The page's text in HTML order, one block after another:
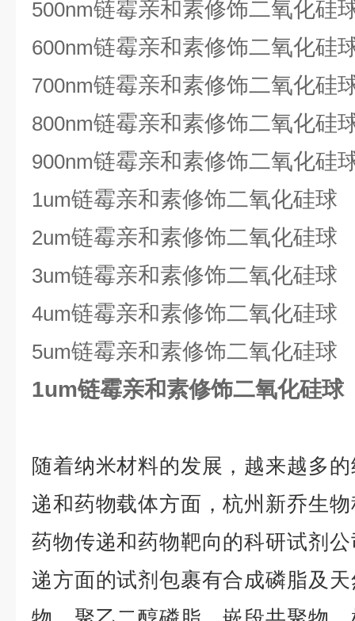
500nm链霉亲和素修饰二氧化硅
600nm链霉亲和素修饰二氧化硅
700nm链霉亲和素修饰二氧化硅
800nm链霉亲和素修饰二氧化硅
900nm链霉亲和素修饰二氧化硅
1um链霉亲和素修饰二氧化硅球
2um链霉亲和素修饰二氧化硅球
3um链霉亲和素修饰二氧化硅球
4um链霉亲和素修饰二氧化硅球
5um链霉亲和素修饰二氧化硅球
1um链霉亲和素修饰二氧化硅球
随着纳米材料的发展，越来越多
递和药物载体方面，杭州新乔生
药物传递和药物靶向的科研试剂
递方面的试剂包裹有合成磷脂及